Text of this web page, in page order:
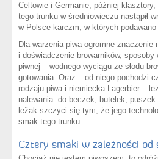
Celtowie i Germanie, później
tego trunku w średniowieczu nastąpił
w Polsce karczm, w których podawano
Dla warzenia piwa ogromne znaczenie
i doświadczenie browarników,
piwnej – wodnego wyciągu ze słodu
gotowania. Oraz – od niego pochodzi
rodzaju piwa i niemiecka Lagerbier –
nalewania: do beczek, butelek,
ležak szczyci się tym, że jego
smak tego trunku.
Cztery smaki w zależności od